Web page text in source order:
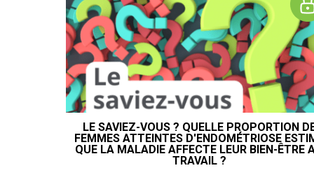
LE SAVIEZ-VOUS ? QUELLE PROPORTION
FEMMES ATTEINTES D'ENDOMÉTRIOSE
QUE LA MALADIE AFFECTE LEUR BIEN-ÊTRE
TRAVAIL ?